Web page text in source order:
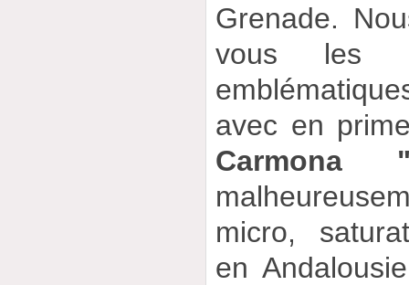
Grenade.
vous les
avec en
Carmona
micro,
en